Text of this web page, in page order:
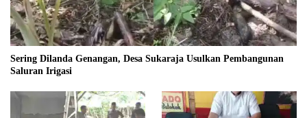
Sering Dilanda Genangan, Desa Sukaraja Usulkan Pembangunan
Saluran Irigasi